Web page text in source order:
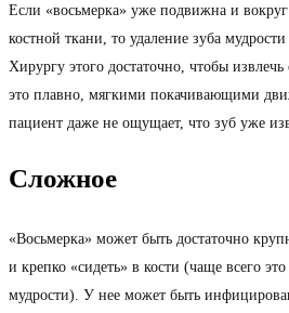
Если «восьмерка» уже подвижна и вокруг
костной ткани, то удаление зуба
Хирургу этого достаточно, чтобы
это плавно, мягкими покачивающими
пациент даже не ощущает, что зуб уже
Сложное
«Восьмерка» может быть достаточно
и крепко «сидеть» в кости (чаще всего
мудрости). У нее может быть